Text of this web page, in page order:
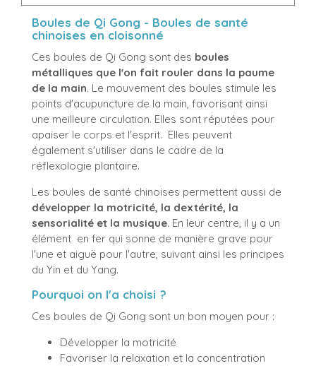
Boules de Qi Gong - Boules de santé
chinoises en cloisonné
Ces boules de Qi Gong sont des boules
métalliques que l'on fait rouler dans la paume
de la main. Le mouvement des boules stimule les
points d'acupuncture de la main, favorisant ainsi
une meilleure circulation. Elles sont réputées pour
apaiser le corps et l'esprit. Elles peuvent
également s'utiliser dans le cadre de la
réflexologie plantaire.
Les boules de santé chinoises permettent aussi de
développer la motricité, la dextérité, la
sensorialité et la musique. En leur centre, il y a un
élément en fer qui sonne de manière grave pour
l'une et aiguë pour l'autre, suivant ainsi les principes
du Yin et du Yang.
Pourquoi on l'a choisi ?
Ces boules de Qi Gong sont un bon moyen pour :
Développer la motricité
Favoriser la relaxation et la concentration